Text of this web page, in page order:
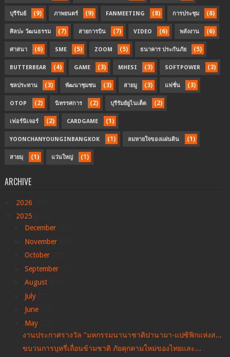
บุรีรัมย์ (9) ภาพยนตร์ (9) FANMEETING (8) การประชุม (8)
ศิลปะ วัฒนธรรม (7) สายการบิน (7) VIDEO (6) พลังงาน (6)
ศาสนา (6) SME (5) ZOOM (5) ธนาคาร ประกันภัย (5)
BUTTERBEAR (4) GAME (3) MHESI (3) SOFTPOWER (3)
ชลประทาน (3) พัฒนาชุมชน (3) สายมู (3) แฟชั่น (3)
OTOP (2) นิทรรศการ (2) บุรีรัมย์ยูไนเต็ด (2)
เฟอร์นิเจอร์ (2) CARDGAME (1)
YOONCHANYOUNGINBANGKOK (1) ลมหายใจของแผ่นดิน (1)
สายมุ (1) แว่นใหญ่ (1)
ARCHIVE
2026
2025
December
November
October
September
August
July
June
May
งานประกาศรางวัล "มหกรรมนานาชาติปานามา-แปซิฟิกแห่งส...
ขบวนการบุหรี่เถื่อนข้ามชาติ ภัยคุกคามใหม่ของไทยและ...